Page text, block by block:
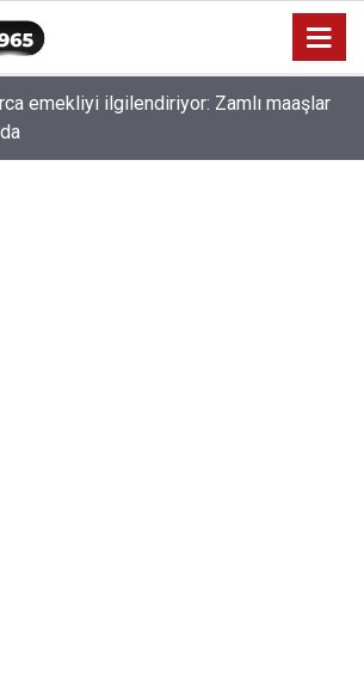
emekliyi ilgilendiriyor: Zamlı maaşlar